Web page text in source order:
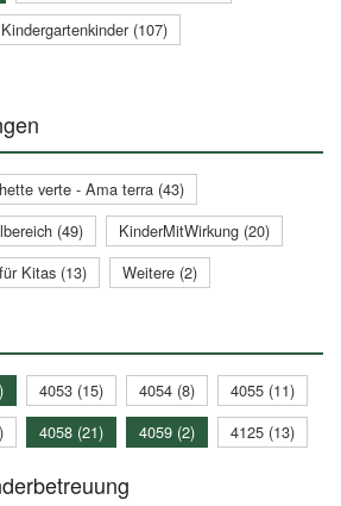
Kindergartenkinder (107)
verte - Ama terra (43)
(49)
KinderMitWirkung (20)
Kitas (13)
Weitere (2)
4053 (15) 4054 (8)
4055 (11)
4058 (21) 4059 (2) 4125 (13)